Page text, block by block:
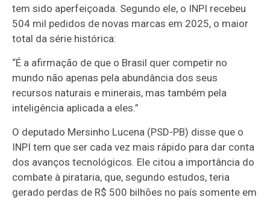
tem sido aperfeiçoada. Segundo ele, o INPI recebeu
504 mil pedidos de novas marcas em 2025, o maior
total da série histórica:
“É a afirmação de que o Brasil quer competir no
mundo não apenas pela abundância dos seus
recursos naturais e minerais, mas também pela
inteligência aplicada a eles.”
O deputado Mersinho Lucena (PSD-PB) disse que o
INPI tem que ser cada vez mais rápido para dar conta
dos avanços tecnológicos. Ele citou a importância do
combate à pirataria, que, segundo estudos, teria
gerado perdas de R$ 500 bilhões no país somente em